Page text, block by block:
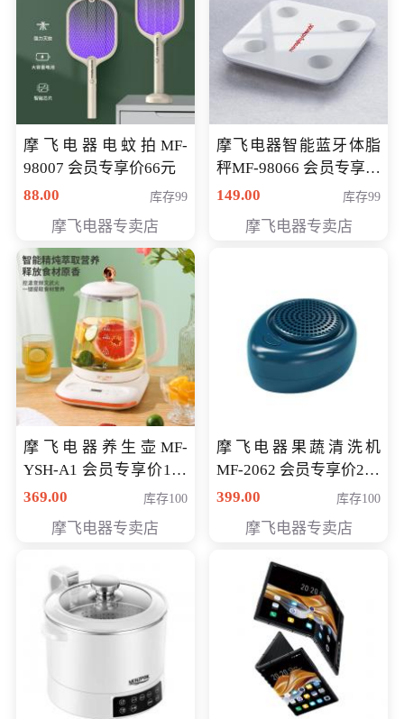
摩飞电器电蚊拍MF-
98007 会员专享价66元
88.00
库存99
摩飞电器专卖店
摩飞电器智能蓝牙体脂
秤MF-98066 会员专享价
98元
149.00 库存99
摩飞电器专卖店
摩飞电器养生壶MF-
YSH-A1 会员专享价198
元
369.00 库存100
摩飞电器专卖店
摩飞电器果蔬清洗机
MF-2062 会员专享价268
元
399.00 库存100
摩飞电器专卖店